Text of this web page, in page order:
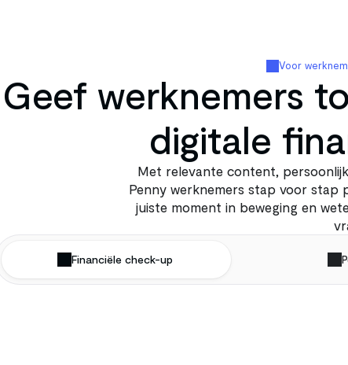
Voor
Geef werknemers
digitale
Met relevante content,
Penny werknemers stap voor stap
juiste moment in beweging en
Financiële check-up